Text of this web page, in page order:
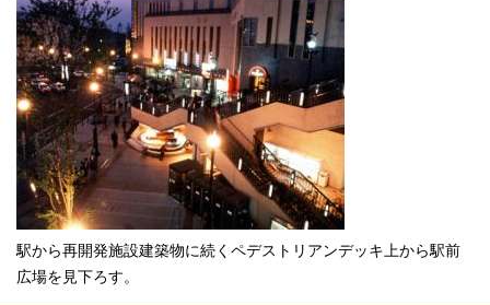
駅から再開発施設建築物に続くペデストリアンデッキ上から駅前
広場を見下ろす。